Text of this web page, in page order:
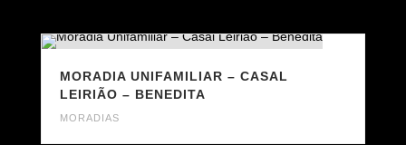
MORADIA UNIFAMILIAR – CASAL
LEIRIÃO – BENEDITA
MORADIAS